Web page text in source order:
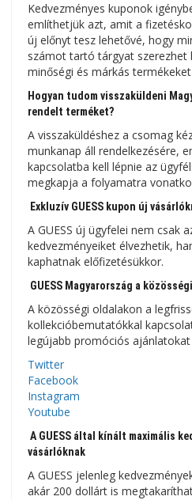
Kedvezményes kuponok
említhetjük azt, amit a
új előnyt tesz lehetővé, hogy
számot tartó tárgyat szerezhet
minőségi és márkás
Hogyan tudom visszaküldeni
rendelt terméket?
A visszaküldéshez a csomag
munkanap áll rendelkezésére,
kapcsolatba kell lépnie az
megkapja a folyamatra
Exkluzív GUESS kupon új
A GUESS új ügyfelei nem csak
kedvezményeiket élvezhetik,
kaphatnak előfizetésükkor.
GUESS Magyarország a
A közösségi oldalakon a
kollekcióbemutatókkal
legújabb promóciós
Twitter
Facebook
Instagram
Youtube
A GUESS által kínált maximális
vásárlóknak
A GUESS jelenleg
akár 200 dollárt is